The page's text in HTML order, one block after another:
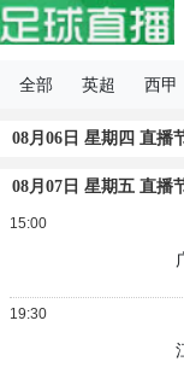
全部 英超 西甲
08月06日 星期四 直播
08月07日 星期五 直播
15:00
19:30